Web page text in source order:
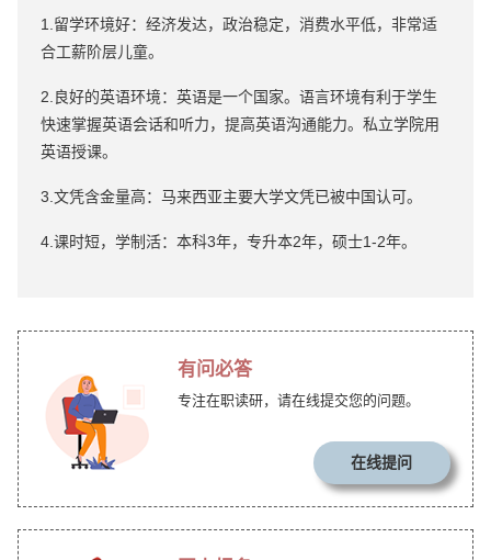
1.留学环境好：经济发达，政治稳定，消费水平低，非常适
合工薪阶层儿童。
2.良好的英语环境：英语是一个国家。语言环境有利于学生
快速掌握英语会话和听力，提高英语沟通能力。私立学院用
英语授课。
3.文凭含金量高：马来西亚主要大学文凭已被中国认可。
4.课时短，学制活：本科3年，专升本2年，硕士1-2年。
有问必答
专注在职读研，请在线提交您的问题。
在线提问